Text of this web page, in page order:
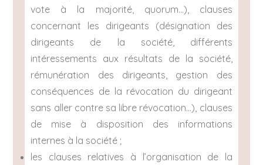
vote à la majorité, quorum…), clauses
concernant les dirigeants (désignation des
dirigeants de la société, différents
intéressements aux résultats de la société,
rémunération des dirigeants, gestion des
conséquences de la révocation du dirigeant
sans aller contre sa libre révocation…), clauses
de mise à disposition des informations
internes à la société ;
les clauses relatives à l’organisation de la